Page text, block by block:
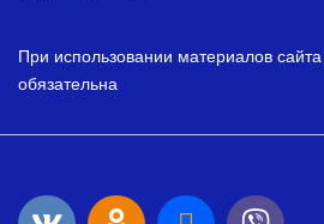
При использовании материалов
обязательна